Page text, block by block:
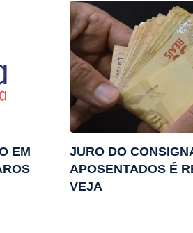
EM
JURO DO
APOSENTADOS É
VEJA